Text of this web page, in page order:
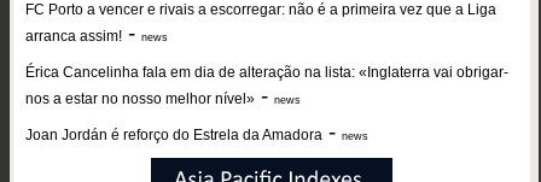
FC Porto a vencer e rivais a escorregar: não é a primeira vez que a Liga
arranca assim! - news
Érica Cancelinha fala em dia de alteração na lista: «Inglaterra vai obrigar-
nos a estar no nosso melhor nível» - news
Joan Jordán é reforço do Estrela da Amadora - news